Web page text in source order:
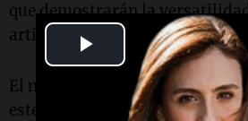
Play
Video
que demostrarán la
artística del cantante.
El nuevo centro no solo exaltará
estética de Bowie, sino que